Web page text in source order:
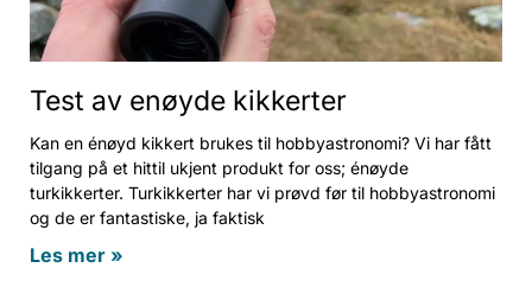
Test av enøyde kikkerter
Kan en énøyd kikkert brukes til hobbyastronomi? Vi har fått
tilgang på et hittil ukjent produkt for oss; énøyde
turkikkerter. Turkikkerter har vi prøvd før til hobbyastronomi
og de er fantastiske, ja faktisk
Les mer »